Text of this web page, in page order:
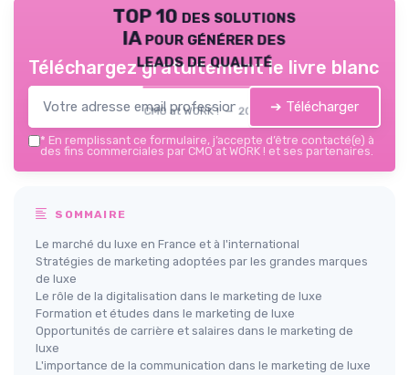
TOP 10 des solutions
IA pour générer des
leads de qualité
CMO at WORK ! — 2026
Téléchargez gratuitement le livre blanc
➔ Télécharger
* En remplissant ce formulaire, j’accepte d’être contacté(e) à
des fins commerciales par CMO at WORK ! et ses partenaires.
SOMMAIRE
Le marché du luxe en France et à l'international
Stratégies de marketing adoptées par les grandes marques
de luxe
Le rôle de la digitalisation dans le marketing de luxe
Formation et études dans le marketing de luxe
Opportunités de carrière et salaires dans le marketing de
luxe
L'importance de la communication dans le marketing de luxe